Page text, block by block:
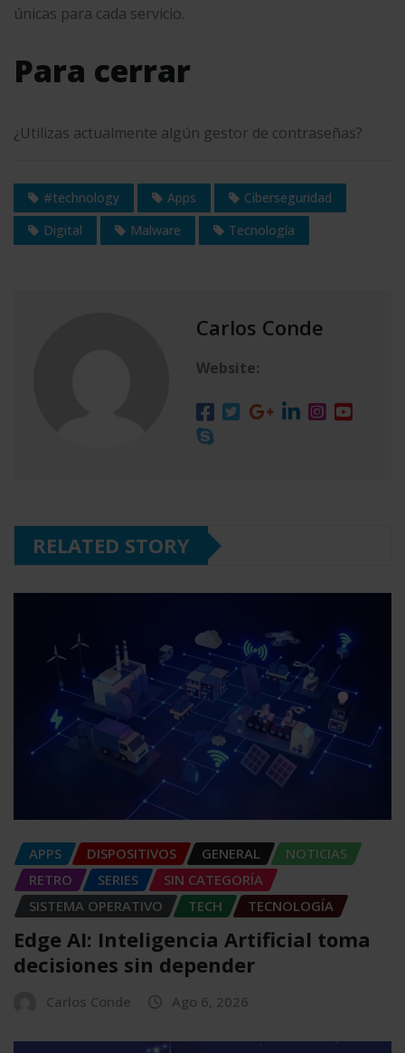
únicas para cada servicio.
Para cerrar
¿Utilizas actualmente algún gestor de contraseñas?
#technology Apps
Ciberseguridad
Digital
Malware Tecnología
Carlos Conde
Website:
RELATED STORY
APPS DISPOSITIVOS GENERAL
NOTICIAS
RETRO
SERIES
SIN CATEGORÍA
SISTEMA OPERATIVO
TECH TECNOLOGÍA
Edge AI: Inteligencia Artificial toma
decisiones sin depender
Carlos Conde Ago 6, 2026